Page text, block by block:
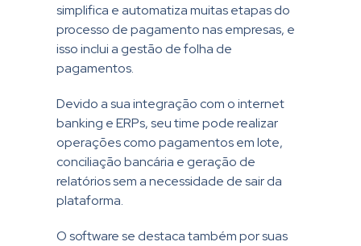
simplifica e automatiza muitas etapas do
processo de pagamento nas empresas, e
isso inclui a gestão de folha de
pagamentos.
Devido a sua integração com o internet
banking e ERPs, seu time pode realizar
operações como pagamentos em lote,
conciliação bancária e geração de
relatórios sem a necessidade de sair da
plataforma.
O software se destaca também por suas